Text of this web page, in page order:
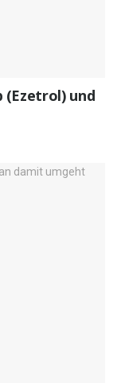
(Ezetrol) und